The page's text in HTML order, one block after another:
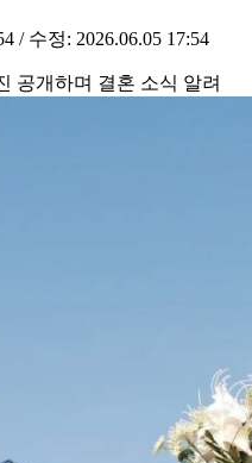
/ 수정: 2026.06.05 17:54
공개하며 결혼 소식 알려